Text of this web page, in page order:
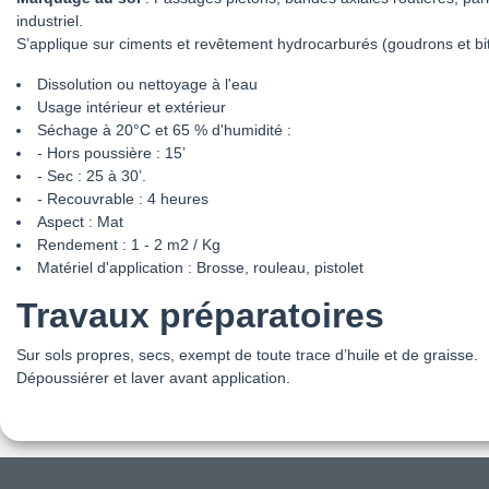
industriel.
S’applique sur ciments et revêtement hydrocarburés (goudrons et
Dissolution ou nettoyage à l'eau
Usage intérieur et extérieur
Séchage à 20°C et 65 % d'humidité :
- Hors poussière : 15’
- Sec : 25 à 30’.
- Recouvrable : 4 heures
Aspect : Mat
Rendement : 1 - 2 m2 / Kg
Matériel d'application : Brosse, rouleau, pistolet
Travaux préparatoires
Sur sols propres, secs, exempt de toute trace d’huile et de graisse.
Dépoussiérer et laver avant application.